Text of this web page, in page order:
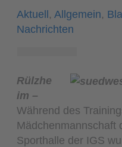
Aktuell,Allgemein,
Nachrichten
Rülzhe
im –
Während des
Mädchenmannschaft
Sporthalle der IGS